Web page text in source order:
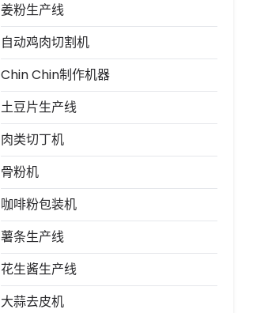
姜粉生产线
自动鸡肉切割机
Chin Chin制作机器
土豆片生产线
肉类切丁机
骨粉机
咖啡粉包装机
薯条生产线
花生酱生产线
大蒜去皮机